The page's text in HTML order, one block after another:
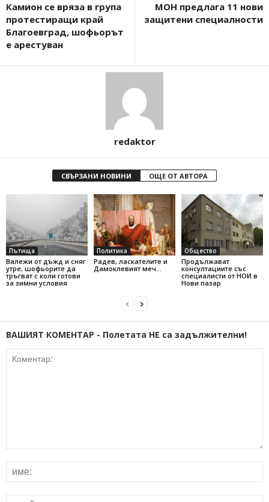
Камион се вряза в група
протестиращи край
Благоевград, шофьорът
е арестуван
МОН предлага 11 нови
защитени специалности
redaktor
СВЪРЗАНИ НОВИНИ ОЩЕ ОТ АВТОРА
Пътища
Валежи от дъжд и сняг
утре, шофьорите да
тръгват с коли готови
за зимни условия
Политика
Радев, ласкателите и
Дамоклевият меч…
Общество
Продължават
консултациите със
специалисти от НОИ в
Нови пазар
ВАШИЯТ КОМЕНТАР - Полетата НЕ са задължителни!